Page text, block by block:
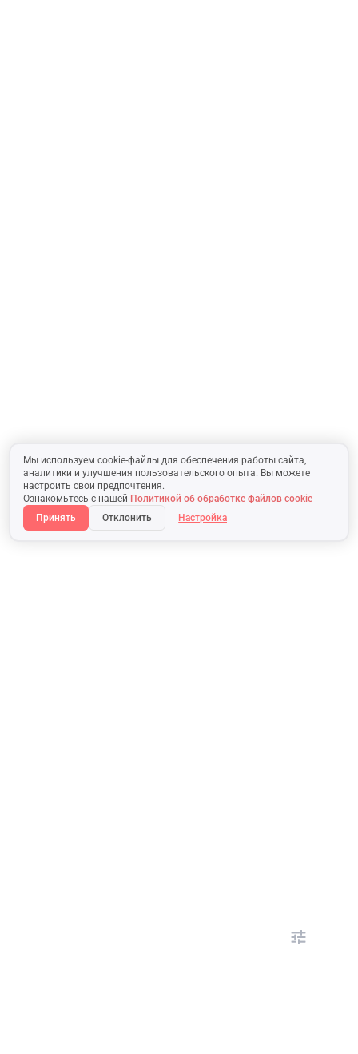
Мы используем cookie-файлы для обеспечения работы сайта,
аналитики и улучшения пользовательского опыта. Вы можете
настроить свои предпочтения.
Ознакомьтесь с нашей Политикой об обработке файлов cookie
Принять
Отклонить Настройка